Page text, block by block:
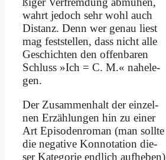
wahrt je­doch sehr wohl auch
Di­stanz. Denn wer ge­nau liest
mag fest­stel­len, dass nicht al­le
Ge­schich­ten den of­fen­ba­ren
Schluss »Ich = C. M.« na­he­le­
gen.
Der Zu­sam­men­halt der ein­zel­
nen Er­zäh­lun­gen hin zu ei­ner
Art Epi­so­den­ro­man (man soll­te
die ne­ga­ti­ve Kon­no­ta­ti­on die­
ser Ka­te­go­rie end­lich auf­he­ben)